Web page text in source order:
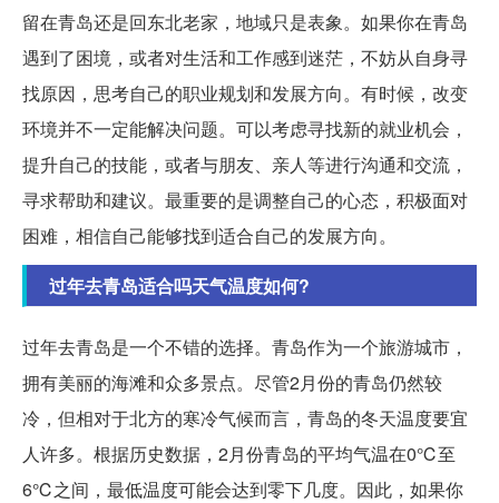
留在青岛还是回东北老家，地域只是表象。如果你在青岛
遇到了困境，或者对生活和工作感到迷茫，不妨从自身寻
找原因，思考自己的职业规划和发展方向。有时候，改变
环境并不一定能解决问题。可以考虑寻找新的就业机会，
提升自己的技能，或者与朋友、亲人等进行沟通和交流，
寻求帮助和建议。最重要的是调整自己的心态，积极面对
困难，相信自己能够找到适合自己的发展方向。
过年去青岛适合吗天气温度如何?
过年去青岛是一个不错的选择。青岛作为一个旅游城市，
拥有美丽的海滩和众多景点。尽管2月份的青岛仍然较
冷，但相对于北方的寒冷气候而言，青岛的冬天温度要宜
人许多。根据历史数据，2月份青岛的平均气温在0℃至
6℃之间，最低温度可能会达到零下几度。因此，如果你